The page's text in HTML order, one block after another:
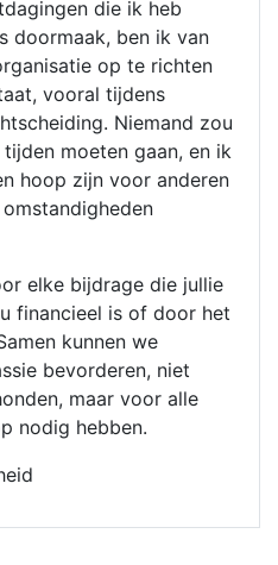
die ik heb
doormaak, ben ik van
op te richten
vooral tijdens
Niemand zou
moeten gaan, en ik
hoop zijn voor anderen
elke bijdrage die jullie
financieel is of door het
kunnen we
bevorderen, niet
maar voor alle
nodig hebben.